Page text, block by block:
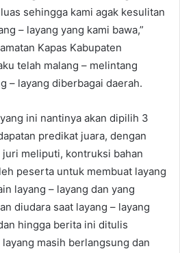
sehingga kami agak kesulitan
– layang yang kami bawa,”
Kapas Kabupaten
telah malang – melintang
– layang diberbagai daerah.
ini nantinya akan dipilih 3
predikat juara, dengan
meliputi, kontruksi bahan
peserta untuk membuat layang
layang – layang dan yang
diudara saat layang – layang
hingga berita ini ditulis
masih berlangsung dan